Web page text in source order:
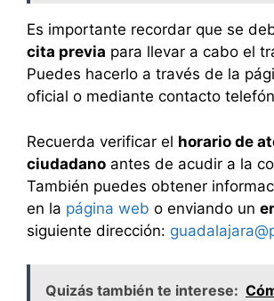
Es importante recordar que se
cita previa para llevar a cabo el
Puedes hacerlo a través de la
oficial o mediante contacto
Recuerda verificar el horario de
ciudadano antes de acudir a la
También puedes obtener
en la página web o enviando un
siguiente dirección:
Quizás también te interese: